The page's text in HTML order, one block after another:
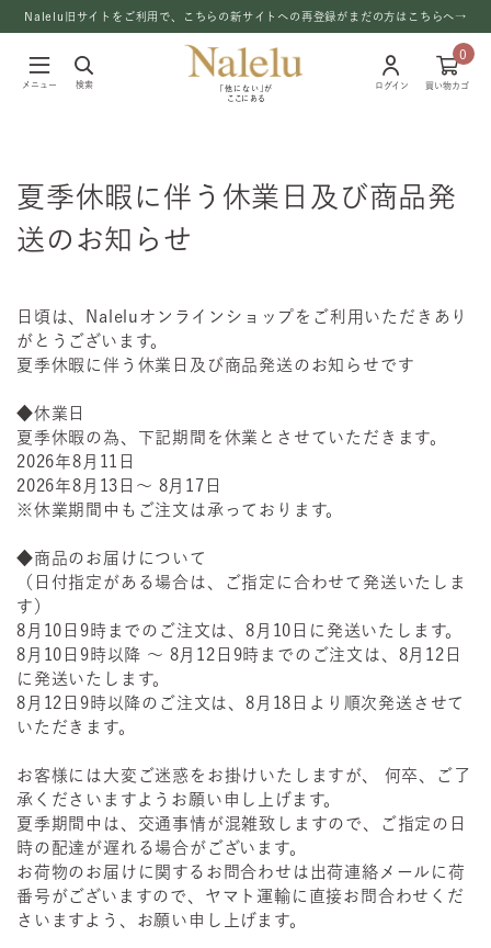
Nalelu旧サイトをご利用で、こちらの新サイトへの再登録がまだの方はこちらへ→
メニュー 検索
「他にない」が
ここにある
ログイン
0
買い物カゴ
夏季休暇に伴う休業日及び商品発
送のお知らせ
日頃は、Naleluオンラインショップをご利用いただきあり
がとうございます。
夏季休暇に伴う休業日及び商品発送のお知らせです
◆休業日
夏季休暇の為、下記期間を休業とさせていただきます。
2026年8月11日
2026年8月13日～ 8月17日
※休業期間中もご注文は承っております。
◆商品のお届けについて
（日付指定がある場合は、ご指定に合わせて発送いたしま
す）
8月10日9時までのご注文は、8月10日に発送いたします。
8月10日9時以降 ～ 8月12日9時までのご注文は、8月12日
に発送いたします。
8月12日9時以降のご注文は、8月18日より順次発送させて
いただきます。
お客様には大変ご迷惑をお掛けいたしますが、 何卒、ご了
承くださいますようお願い申し上げます。
夏季期間中は、交通事情が混雑致しますので、ご指定の日
時の配達が遅れる場合がございます。
お荷物のお届けに関するお問合わせは出荷連絡メールに荷
番号がございますので、ヤマト運輸に直接お問合わせくだ
さいますよう、お願い申し上げます。